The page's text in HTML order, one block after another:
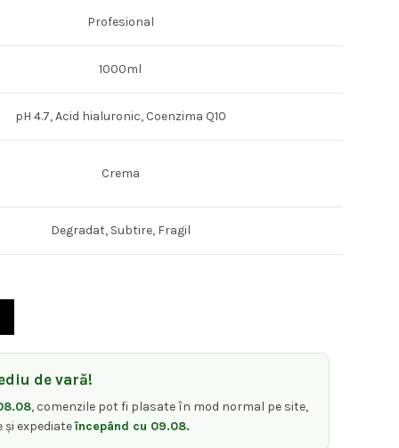
Profesional
1000ml
pH 4.7, Acid hialuronic, Coenzima Q10
Crema
Degradat, Subtire, Fragil
de vară!
, comenzile pot fi plasate în mod normal pe site,
și expediateîncepând cu 09.08.